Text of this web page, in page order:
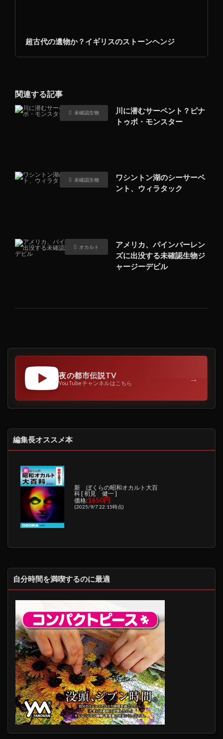
超古代の遺物か？イギリスのストーンヘンジ
関連する記事
未確認生物
川に潜むサーペント？ピナ
トゥボ・モンスター
未確認生物
ワシントン湖のシーサーペ
ント、ウィラタック
オカルト
アメリカ、パインバーレン
ズに出没する未確認生物ジ
ャージーデビル
夜の都市伝説TV
YouTubeチャンネルはこちら →
編集長オススメ本
新 ぼくらの昭和オカルト大百
科 [ 初見 健一 ]
価格:1650円
(2025/9/7 22:15時点)
自分時間を満喫するのに最適